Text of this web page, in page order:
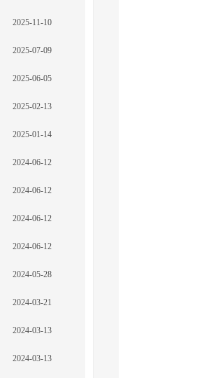
2025-11-10
2025-07-09
2025-06-05
2025-02-13
2025-01-14
2024-06-12
2024-06-12
2024-06-12
2024-06-12
2024-05-28
2024-03-21
2024-03-13
2024-03-13